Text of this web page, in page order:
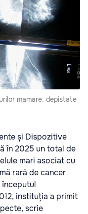
mamare, depistate
și Dispozitive
în 2025 un total de
mari asociat cu
rară de cancer
începutul
instituția a primit
scrie